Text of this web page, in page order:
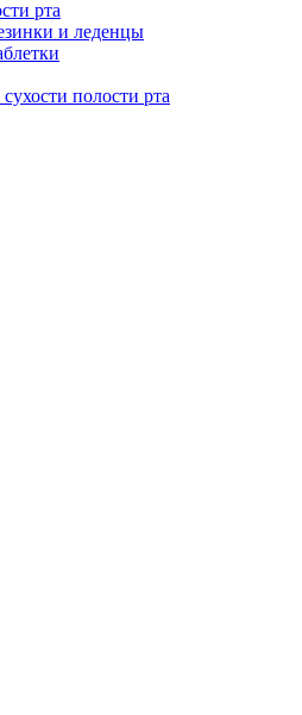
рта
и леденцы
полости рта